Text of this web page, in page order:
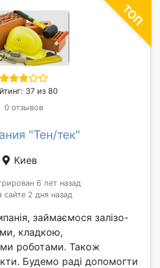
37 из 80
0 отзывов
"Тен/тек"
Киев
6 лет назад
сайте 2 дня назад
займаємося залізо-
кладкою,
роботами. Також
Будемо раді допомогти